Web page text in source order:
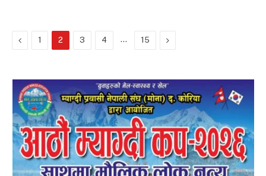
Previous
1 2 3 4 … 15 Next